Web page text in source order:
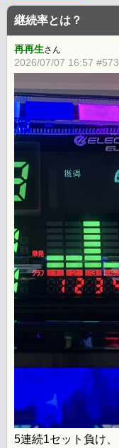
継続率とは？
再再生さん
2026/07/07 16:57
5連続1セット負け、